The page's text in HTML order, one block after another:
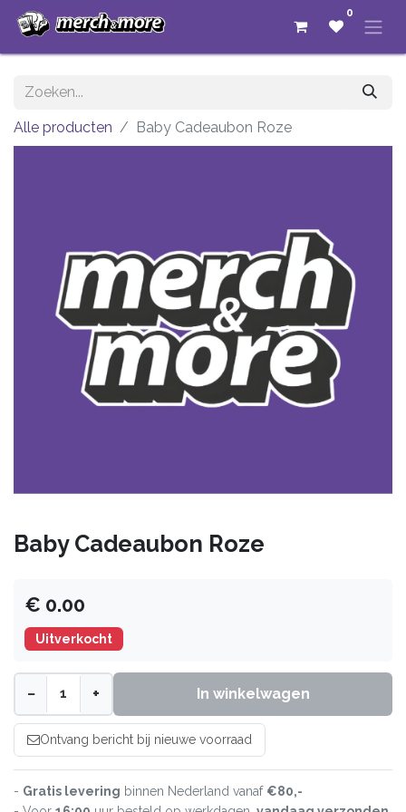
0
Alle producten Baby Cadeaubon Roze
Baby Cadeaubon Roze
€ 0.00
Uitverkocht
− + In winkelwagen
Ontvang bericht bij nieuwe voorraad
- Gratis levering binnen Nederland vanaf €80,-